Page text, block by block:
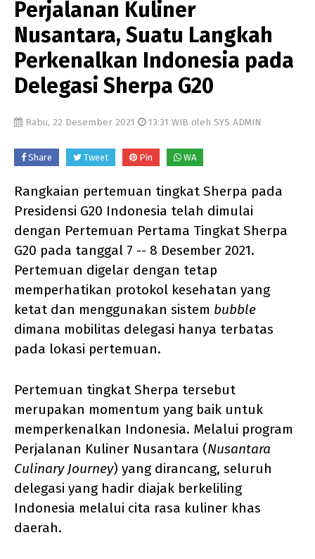
Perjalanan Kuliner
Nusantara, Suatu Langkah
Perkenalkan Indonesia pada
Delegasi Sherpa G20
Rabu, 22 Desember 2021 13:31 WIB oleh SYS ADMIN
Share Tweet Pin WA
Rangkaian pertemuan tingkat Sherpa pada
Presidensi G20 Indonesia telah dimulai
dengan Pertemuan Pertama Tingkat Sherpa
G20 pada tanggal 7 -- 8 Desember 2021.
Pertemuan digelar dengan tetap
memperhatikan protokol kesehatan yang
ketat dan menggunakan sistem bubble
dimana mobilitas delegasi hanya terbatas
pada lokasi pertemuan.
Pertemuan tingkat Sherpa tersebut
merupakan momentum yang baik untuk
memperkenalkan Indonesia. Melalui program
Perjalanan Kuliner Nusantara (Nusantara
Culinary Journey) yang dirancang, seluruh
delegasi yang hadir diajak berkeliling
Indonesia melalui cita rasa kuliner khas
daerah.